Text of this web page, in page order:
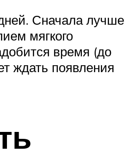
Сначала лучше
мягкого
время (до
ждать появления